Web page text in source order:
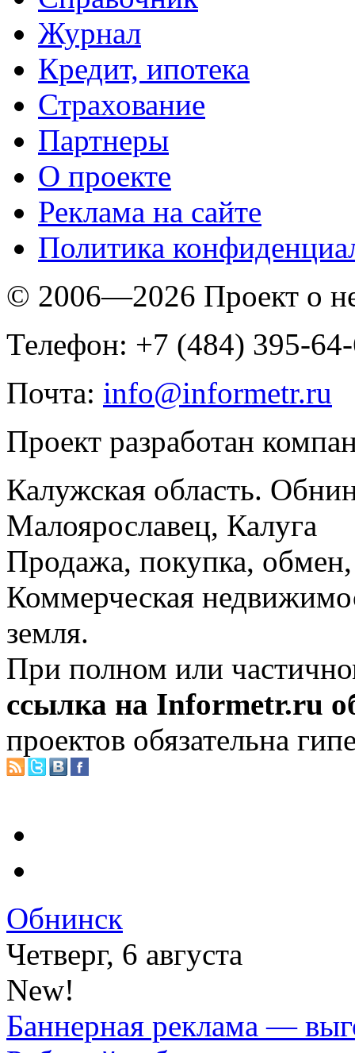
Журнал
Кредит, ипотека
Страхование
Партнеры
O проекте
Реклама на сайте
Политика
© 2006—2026 Проект о
Телефон: +7 (484) 395-
Почта: info@informetr.ru
Проект разработан
Калужская область.
Малоярославец, Калуга
Продажа, покупка, обмен,
Коммерческая
земля.
При полном или
ссылка на Informetr.ru
проектов обязательна
Обнинск
Четверг, 6 августа
New!
Баннерная реклама —